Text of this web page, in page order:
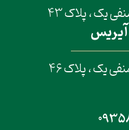
یک ، پلاک 43
یک ، پلاک 46